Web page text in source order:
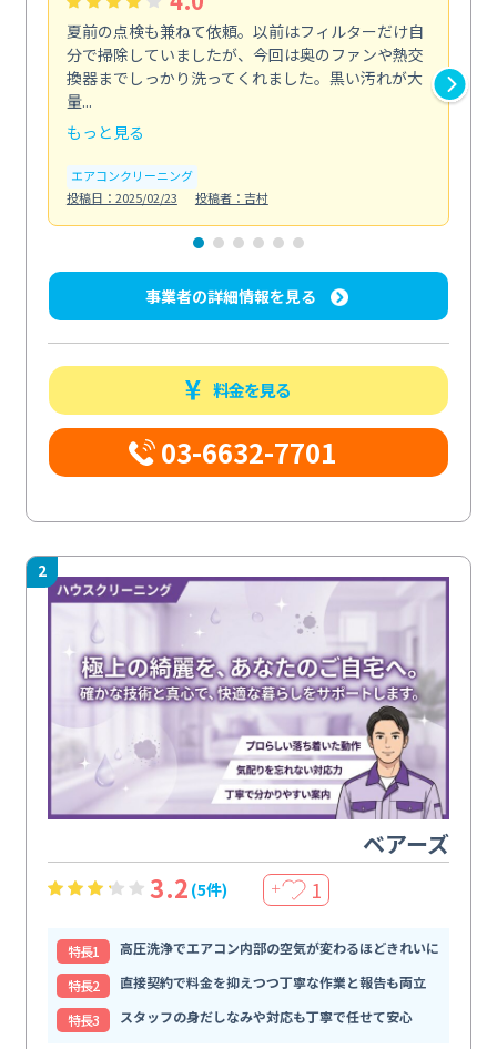
夏前の点検も兼ねて依頼。以前はフィルターだけ自
分で掃除していましたが、今回は奥のファンや熱交
換器までしっかり洗ってくれました。黒い汚れが大
量...
もっと見る
エアコンクリーニング
投稿日：2025/02/23
投稿者：吉村
事業者の詳細情報を見る
料金を見る
03-6632-7701
2
ベアーズ
3.2 (5件) ＋ 1
特⻑1
高圧洗浄でエアコン内部の空気が変わるほどきれいに
特⻑2
直接契約で料金を抑えつつ丁寧な作業と報告も両立
特⻑3
スタッフの身だしなみや対応も丁寧で任せて安心